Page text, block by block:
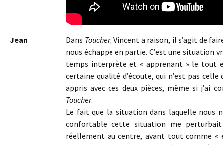
Jean Dans Toucher, Vincent a raison, il s’agit de
nous échappe en partie. C’est une situation
temps interprète et « apprenant » le tout
certaine qualité d’écoute, qui n’est pas celle
appris avec ces deux pièces, même si j’ai
Toucher.
Le fait que la situation dans laquelle nous
confortable cette situation me
réellement au centre, avant tout comme «